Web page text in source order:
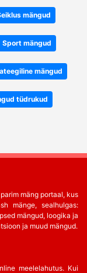
mängud
Sport mängud
mängud
tüdrukud
mäng portaal, kus
mänge, sealhulgas:
mängud, loogika ja
ja muud mängud.
meelelahutus. Kui